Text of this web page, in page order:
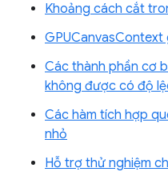
Khoảng cách cắt
Các thành phần cơ
không được có độ
Các hàm tích hợp
nhỏ
Hỗ trợ thử nghiệm